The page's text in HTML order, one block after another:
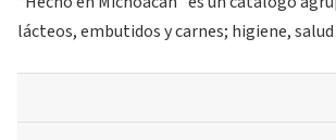
lácteos, embutidos y carnes; higiene,